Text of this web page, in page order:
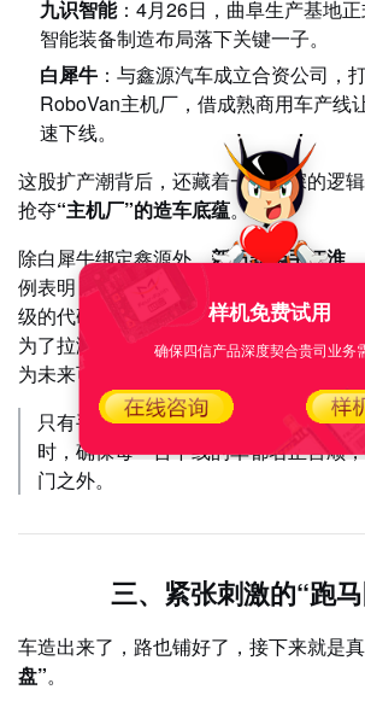
九识智能：4月26日，曲阜生产基地
智能装备制造布局落下关键一子。
白犀牛 ：与鑫源汽车成立合资公司，
RoboVan主机厂，借成熟商用车产线
速下线。
这股扩产潮背后，还藏着一层更深的逻
抢夺“主机厂”的造车底蕴。
除白犀牛绑定鑫源外，新石器牵手江淮
例表明：头部玩家正试图用工业级的制
级的代码逻辑。这种“自动驾驶+整车制
为了拉满产量，更是为了提前占据“车规
为未来可能出现的“车辆制造权回收”预埋
只有手握车规级的生产能力和合规资
时，确保每一台下线的车都名正言顺
门之外。
三、紧张刺激的“跑
车造出来了，路也铺好了，接下来就是
盘”。
样机免费试用
确保四信产品深度契合贵司业务